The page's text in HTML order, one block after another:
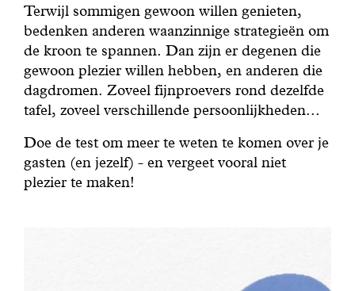
Terwijl sommigen gewoon willen genieten,
bedenken anderen waanzinnige strategieën om
de kroon te spannen. Dan zijn er degenen die
gewoon plezier willen hebben, en anderen die
dagdromen. Zoveel fijnproevers rond dezelfde
tafel, zoveel verschillende persoonlijkheden...
Doe de test om meer te weten te komen over je
gasten (en jezelf) - en vergeet vooral niet
plezier te maken!